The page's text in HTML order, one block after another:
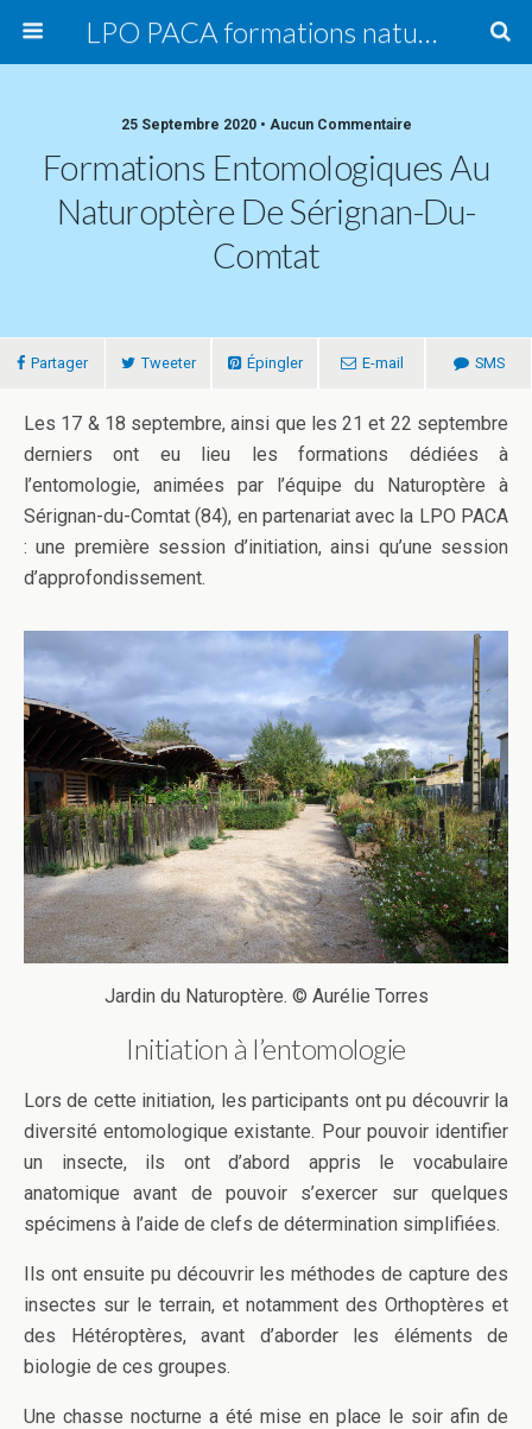
LPO PACA formations naturalistes
25 Septembre 2020 • Aucun Commentaire
Formations Entomologiques Au
Naturoptère De Sérignan-Du-
Comtat
Partager Tweeter Épingler E-mail SMS
Les 17 & 18 septembre, ainsi que les 21 et 22 septembre
derniers ont eu lieu les formations dédiées à
l’entomologie, animées par l’équipe du Naturoptère à
Sérignan-du-Comtat (84), en partenariat avec la LPO PACA
: une première session d’initiation, ainsi qu’une session
d’approfondissement.
Jardin du Naturoptère. © Aurélie Torres
Initiation à l’entomologie
Lors de cette initiation, les participants ont pu découvrir la
diversité entomologique existante. Pour pouvoir identifier
un insecte, ils ont d’abord appris le vocabulaire
anatomique avant de pouvoir s’exercer sur quelques
spécimens à l’aide de clefs de détermination simplifiées.
Ils ont ensuite pu découvrir les méthodes de capture des
insectes sur le terrain, et notamment des Orthoptères et
des Hétéroptères, avant d’aborder les éléments de
biologie de ces groupes.
Une chasse nocturne a été mise en place le soir afin de